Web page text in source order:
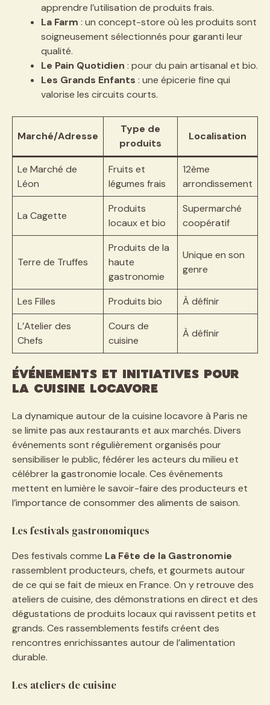
apprendre l’utilisation de produits frais.
La Farm : un concept-store où les produits sont
soigneusement sélectionnés pour garanti leur
qualité.
Le Pain Quotidien : pour du pain artisanal et bio.
Les Grands Enfants : une épicerie fine qui
valorise les circuits courts.
Marché/Adresse
Type de
produits
Localisation
Le Marché de
Léon
Fruits et
légumes frais
12ème
arrondissement
La Cagette
Produits
locaux et bio
Supermarché
coopératif
Terre de Truffes
Produits de la
haute
gastronomie
Unique en son
genre
Les Filles Produits bio
À définir
L’Atelier des
Chefs
Cours de
cuisine
À définir
Événements et initiatives pour
la cuisine locavore
La dynamique autour de la cuisine locavore à Paris ne
se limite pas aux restaurants et aux marchés. Divers
événements sont régulièrement organisés pour
sensibiliser le public, fédérer les acteurs du milieu et
célébrer la gastronomie locale. Ces événements
mettent en lumière le savoir-faire des producteurs et
l’importance de consommer des aliments de saison.
Les festivals gastronomiques
Des festivals comme La Fête de la Gastronomie
rassemblent producteurs, chefs, et gourmets autour
de ce qui se fait de mieux en France. On y retrouve des
ateliers de cuisine, des démonstrations en direct et des
dégustations de produits locaux qui ravissent petits et
grands. Ces rassemblements festifs créent des
rencontres enrichissantes autour de l’alimentation
durable.
Les ateliers de cuisine